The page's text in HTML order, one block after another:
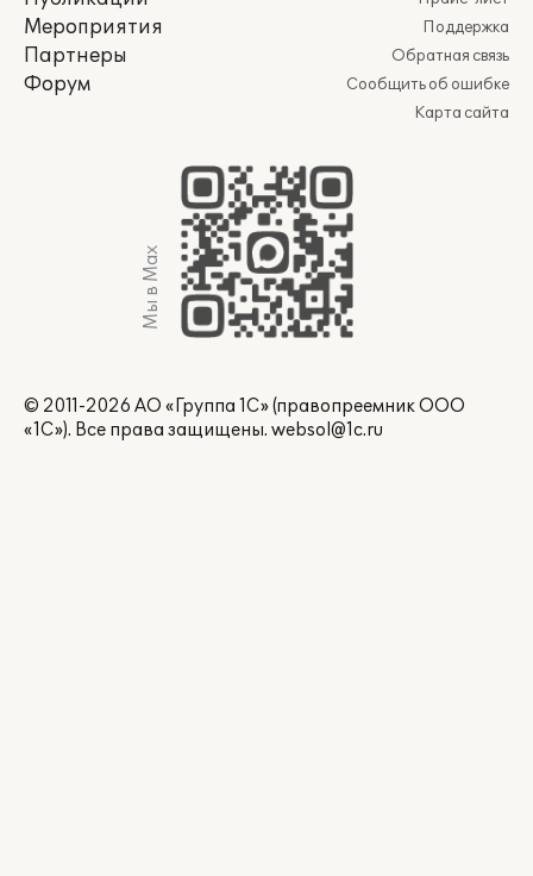
Мероприятия
Партнеры
Форум
Поддержка
Обратная связь
Сообщить об ошибке
Карта сайта
Мы в Max
© 2011-2026 АО «Группа 1С» (правопреемник ООО
«1С»). Все права защищены. websol@1c.ru